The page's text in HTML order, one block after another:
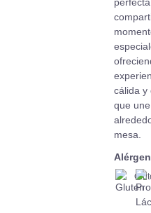
cálida y
que
mesa.